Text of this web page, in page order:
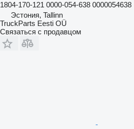
1804-170-121 0000-054-638 0000054638
Эстония, Tallinn
TruckParts Eesti OÜ
Связаться с продавцом